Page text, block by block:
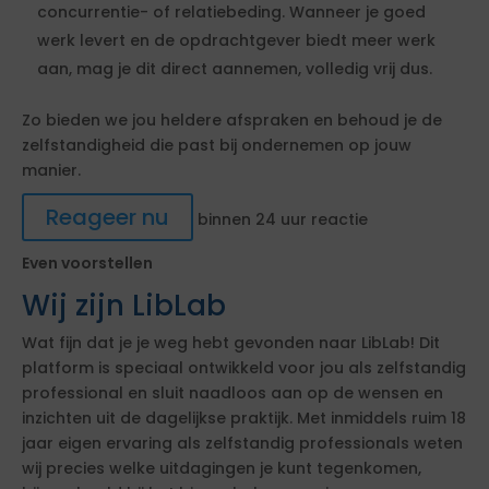
concurrentie- of relatiebeding. Wanneer je goed
werk levert en de opdrachtgever biedt meer werk
aan, mag je dit direct aannemen, volledig vrij dus.
Zo bieden we jou heldere afspraken en behoud je de
zelfstandigheid die past bij ondernemen op jouw
manier.
Reageer nu
binnen 24 uur reactie
Even voorstellen
Wij zijn LibLab
Wat fijn dat je je weg hebt gevonden naar LibLab! Dit
platform is speciaal ontwikkeld voor jou als zelfstandig
professional en sluit naadloos aan op de wensen en
inzichten uit de dagelijkse praktijk. Met inmiddels ruim 18
jaar eigen ervaring als zelfstandig professionals weten
wij precies welke uitdagingen je kunt tegenkomen,